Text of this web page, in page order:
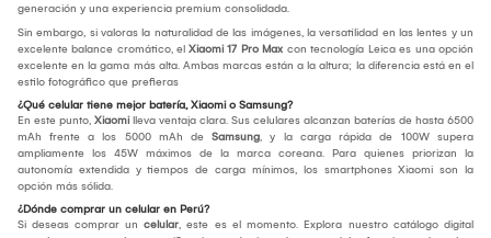
generación y una experiencia premium consolidada.
Sin embargo, si valoras la naturalidad de las imágenes, la versatilidad en las lentes y un
excelente balance cromático, el Xiaomi 17 Pro Max con tecnología Leica es una opción
excelente en la gama más alta. Ambas marcas están a la altura; la diferencia está en el
estilo fotográfico que prefieras
¿Qué celular tiene mejor batería, Xiaomi o Samsung?
En este punto, Xiaomi lleva ventaja clara. Sus celulares alcanzan baterías de hasta 6500
mAh frente a los 5000 mAh de Samsung, y la carga rápida de 100W supera
ampliamente los 45W máximos de la marca coreana. Para quienes priorizan la
autonomía extendida y tiempos de carga mínimos, los smartphones Xiaomi son la
opción más sólida.
¿Dónde comprar un celular en Perú?
Si deseas comprar un celular, este es el momento. Explora nuestro catálogo digital